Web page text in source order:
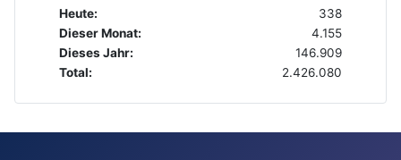
Heute:
338
Dieser Monat:
4.155
Dieses Jahr:
146.909
Total:
2.426.080